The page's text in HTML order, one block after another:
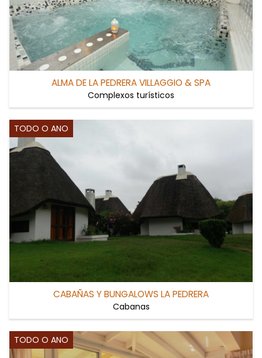
ALMA DE LA PEDRERA VILLAGGIO & SPA
Complexos turísticos
TODO O ANO
CABAÑAS Y BUNGALOWS LA PEDRERA
Cabanas
TODO O ANO